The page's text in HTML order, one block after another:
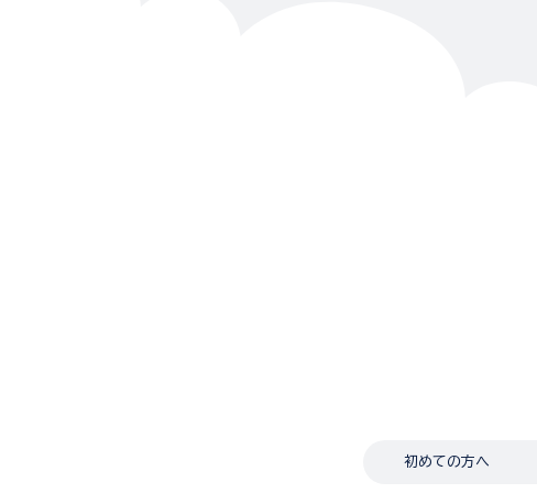
初めての方へ